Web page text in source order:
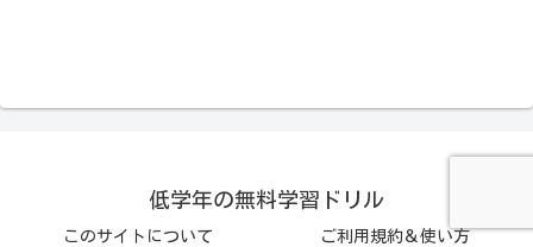
低学年の無料学習ドリル
このサイトについて ご利用規約＆使い方